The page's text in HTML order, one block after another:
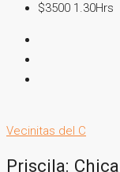
$3500 1.30Hrs
Vecinitas del C
Priscila: